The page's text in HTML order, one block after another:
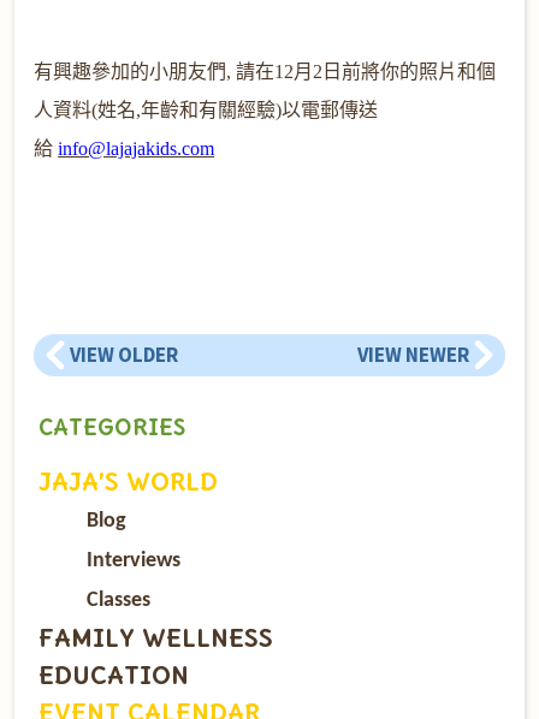
有興趣參加的小朋友們,請在12月2 日前將你的照片和個
人資料(姓名,年齡和有關經驗)以電郵傳送
給info@lajajakids.com
VIEW OLDER VIEW NEWER
CATEGORIES
JAJA’S WORLD
Blog
Interviews
Classes
FAMILY WELLNESS
EDUCATION
EVENT CALENDAR